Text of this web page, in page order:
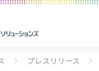
プレスリリース